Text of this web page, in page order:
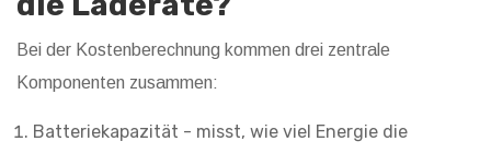
Bei der Kostenberechnung kommen drei zentrale
Komponenten zusammen:
Batteriekapazität - misst, wie viel Energie die